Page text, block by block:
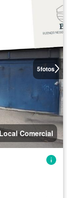
5fotos
Comercial